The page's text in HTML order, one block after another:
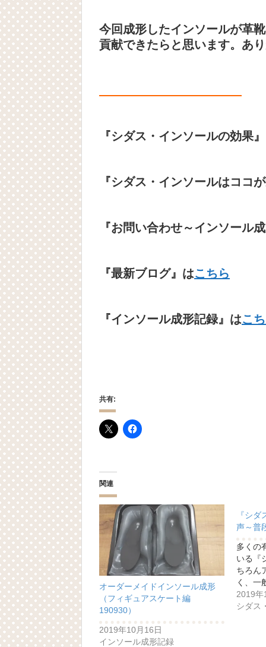
今回成形したインソールが革
貢献できたらと思います。あ
『シダス・インソールの効果
『シダス・インソールはココ
『お問い合わせ～インソール
『最新ブログ』はこちら
『インソール成形記録』はこ
共有:
関連
オーダーメイドインソール成形
（フィギュアスケート編
190930）
2019年10月16日
インソール成形記録
『シ
声～普
多くの
いる『
ちろん
く、一
2019年
シダス